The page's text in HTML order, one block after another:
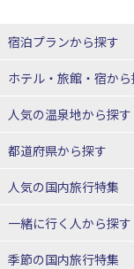
宿泊プランから探す
北海道
東北
青森県
宮城県
山形県
関東
ホテル・旅館・宿か
北海道ホテル・旅館
青森県ホテル・旅館
宮城県ホテル・旅館
山形県ホテル・旅館
人気の温泉地から探す
北海道
湯の川温泉(北海道)
十勝川温泉(北海道)
洞爺湖温泉(北海道)
都道府県から探す
北海道旅行・ツアー
東北
人気の国内旅行特集
東京ディズニーリゾート
一緒に行く人から探す
一人旅 国内版
季節の国内旅行特集